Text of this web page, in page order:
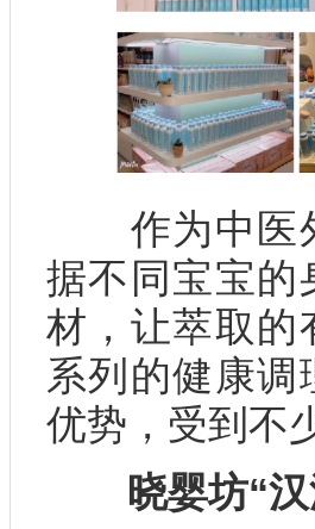
作为中医外
据不同宝宝的
材，让萃取的
系列的健康
优势，受到不
晓婴坊“汉